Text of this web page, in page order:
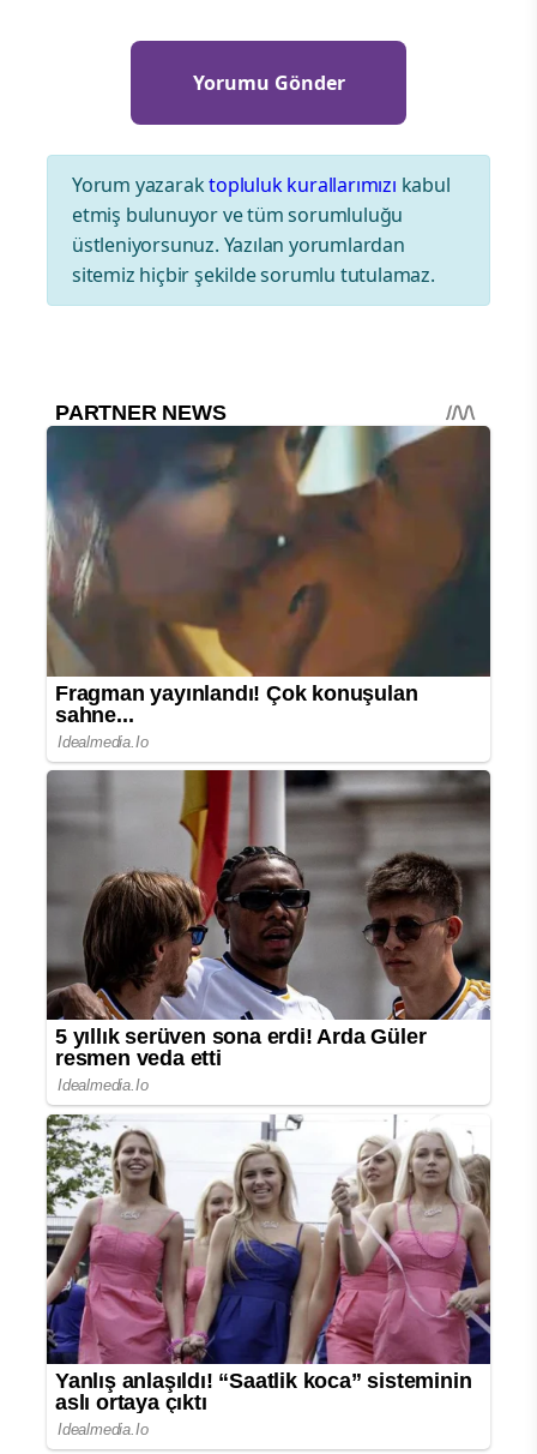
Yorum yazaraktopluluk kurallarımızı kabul
etmiş bulunuyor ve tüm sorumluluğu
üstleniyorsunuz. Yazılan yorumlardan
sitemiz hiçbir şekilde sorumlu tutulamaz.